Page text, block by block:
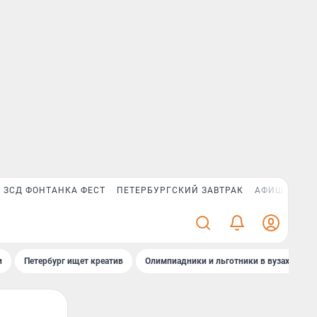
ЗСД ФОНТАНКА ФЕСТ ПЕТЕРБУРГСКИЙ ЗАВТРАК АФИША PLUS
Петербург ищет креатив Олимпиадники и льготники в вузах СПб